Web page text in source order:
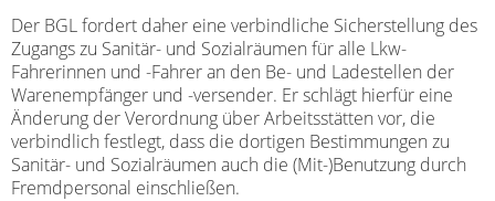
Der BGL fordert daher eine verbindliche Sicherstellung des
Zugangs zu Sanitär- und Sozialräumen für alle Lkw-
Fahrerinnen und -Fahrer an den Be- und Ladestellen der
Warenempfänger und -versender. Er schlägt hierfür eine
Änderung der Verordnung über Arbeitsstätten vor, die
verbindlich festlegt, dass die dortigen Bestimmungen zu
Sanitär- und Sozialräumen auch die (Mit-)Benutzung durch
Fremdpersonal einschließen.